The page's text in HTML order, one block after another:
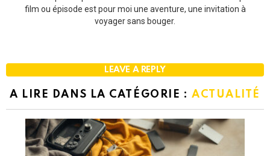
film ou épisode est pour moi une aventure, une invitation à
voyager sans bouger.
LEAVE A REPLY
A LIRE DANS LA CATÉGORIE : ACTUALITÉ